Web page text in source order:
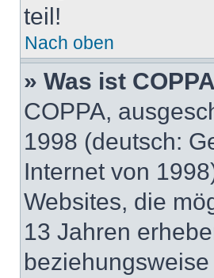
teil!
Nach oben
» Was ist
COPPA,
1998 (deutsch:
Internet von
Websites, die
13 Jahren